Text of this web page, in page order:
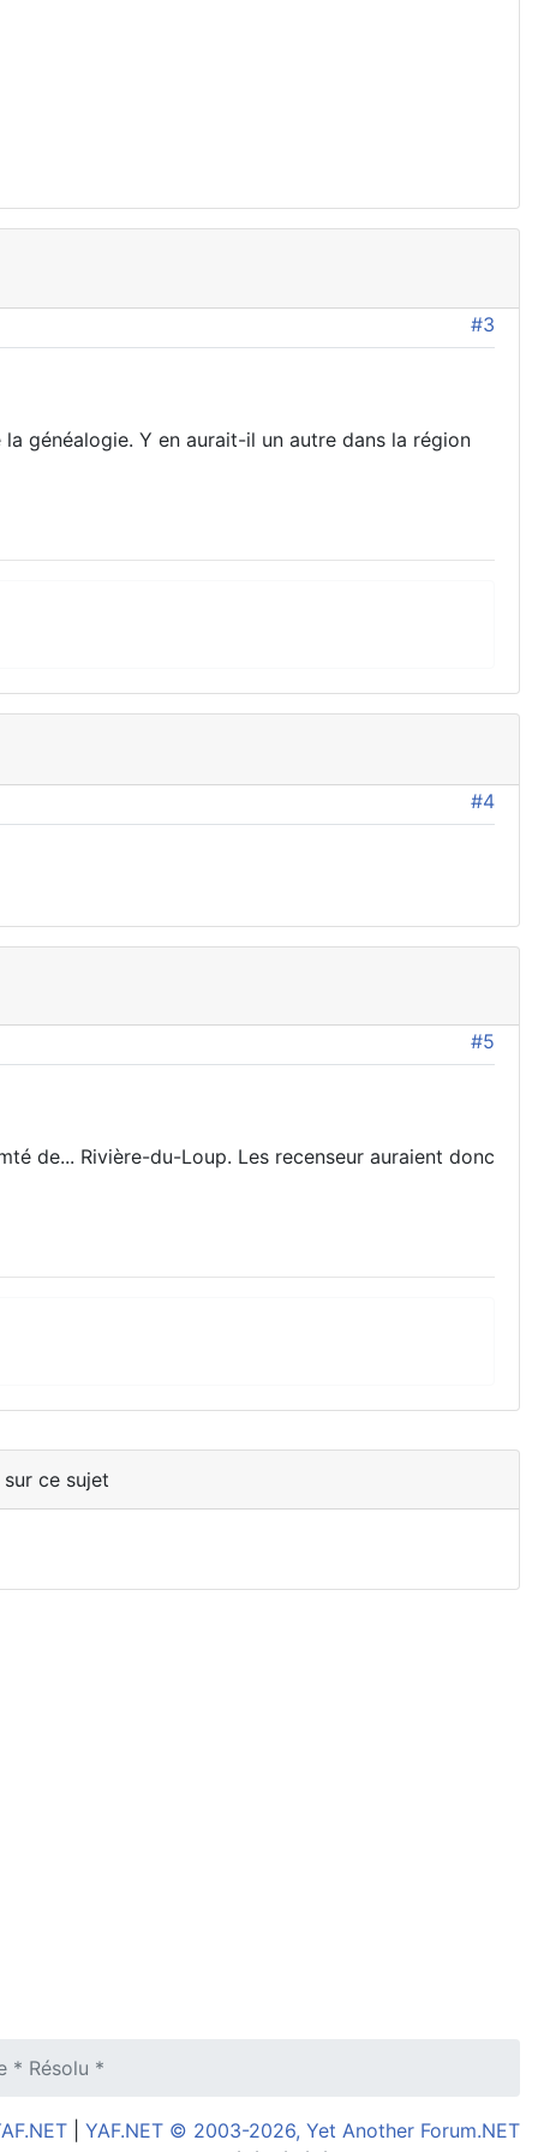
#3
généalogie. Y en aurait-il un autre dans la région
#4
#5
de... Rivière-du-Loup. Les recenseur auraient donc
ce sujet
* Résolu *
YAF.NET © 2003-2026, Yet Another Forum.NET